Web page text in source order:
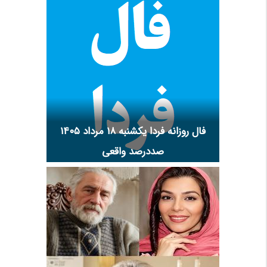
فال روزانه فردا یکشنبه ۱۸ مرداد ۱۴۰۵
صددرصد واقعی